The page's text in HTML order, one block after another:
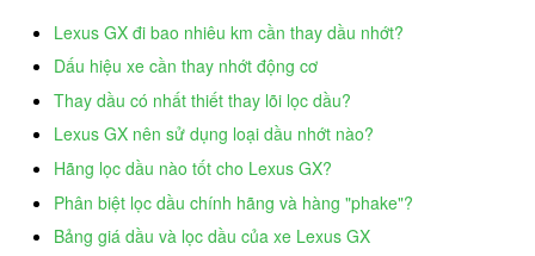
Lexus GX đi bao nhiêu km cần thay dầu nhớt?
Dấu hiệu xe cần thay nhớt động cơ
Thay dầu có nhất thiết thay lõi lọc dầu?
Lexus GX nên sử dụng loại dầu nhớt nào?
Hãng lọc dầu nào tốt cho Lexus GX?
Phân biệt lọc dầu chính hãng và hàng "phake"?
Bảng giá dầu và lọc dầu của xe Lexus GX